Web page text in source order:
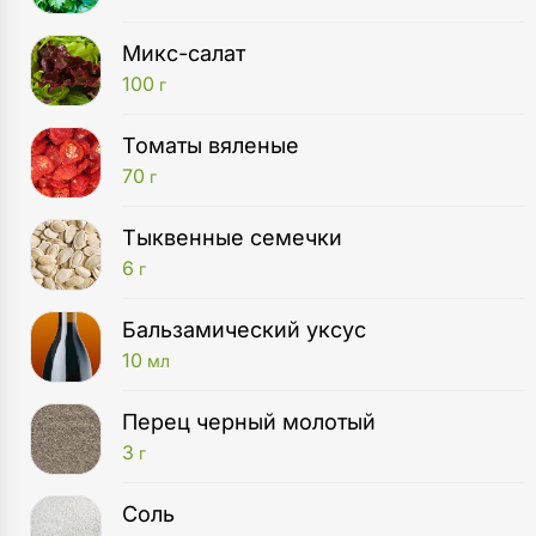
Микс-салат
100 г
Томаты вяленые
70 г
Тыквенные семечки
6 г
Бальзамический уксус
10 мл
Перец черный молотый
3 г
Соль